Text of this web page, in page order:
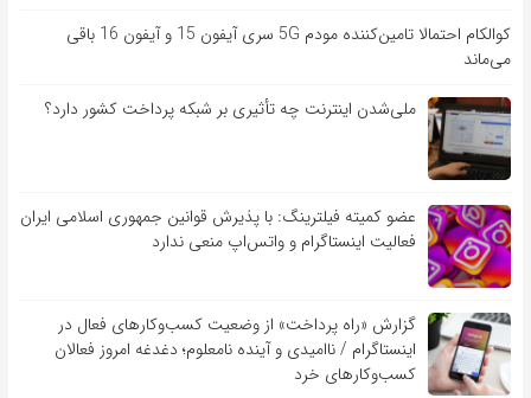
کوالکام احتمالا تامین‌کننده مودم 5G سری آیفون 15 و آیفون 16 باقی
می‌ماند
ملی‌شدن اینترنت چه تأثیری بر شبکه پرداخت کشور دارد؟
عضو کمیته فیلترینگ: با پذیرش قوانین جمهوری اسلامی ایران
فعالیت اینستاگرام و واتس‌اپ منعی ندارد
گزارش «راه پرداخت» از وضعیت کسب‌وکارهای فعال در
اینستاگرام / ناامیدی و آینده نامعلوم؛ دغدغه امروز فعالان
کسب‌وکارهای خرد